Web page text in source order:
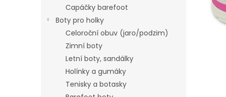
Capáčky barefoot
Boty pro holky
Celoroční obuv (jaro/podzim)
Zimní boty
Letní boty, sandálky
Holínky a gumáky
Tenisky a botasky